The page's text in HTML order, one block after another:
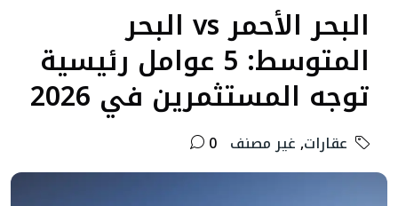
البحر الأحمر vs البحر
المتوسط: 5 عوامل رئيسية
توجه المستثمرين في 2026
عقارات,غير مصنف 0